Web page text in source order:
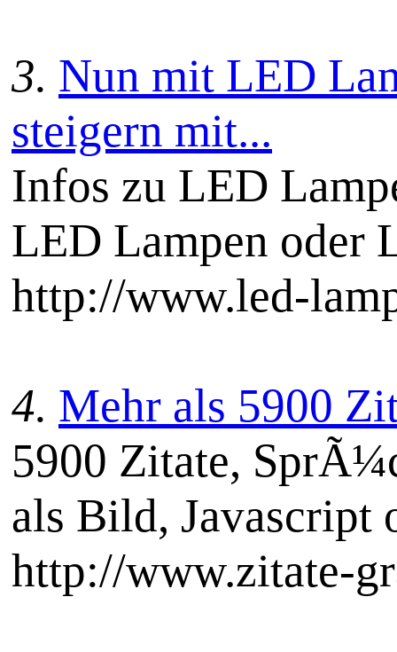
3. Nun mit LED
steigern mit...
Infos zu LED
LED Lampen oder
http://www.led-
4. Mehr als 5900
5900 Zitate,
als Bild, Javascript
http://www.zitate-